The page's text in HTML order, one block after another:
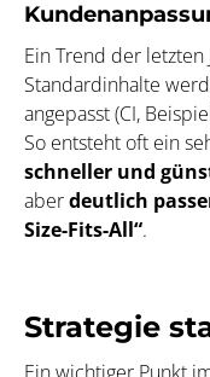
Ein Trend der letzten
Standardinhalte
angepasst (CI,
So entsteht oft ein
schneller und
aberdeutlich
Size-Fits-All“.
Strategie